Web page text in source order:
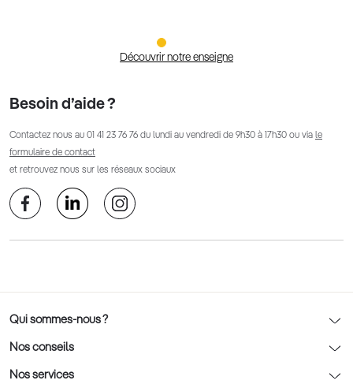
Découvrir notre enseigne
Besoin d’aide ?
Contactez nous au 01 41 23 76 76 du lundi au vendredi de 9h30 à 17h30 ou via le
formulaire de contact
et retrouvez nous sur les réseaux sociaux
Qui sommes-nous ?
Notre charte déontologique
AFNOR Certification
Nos conseils
Nos conseils lunettes
Nos services